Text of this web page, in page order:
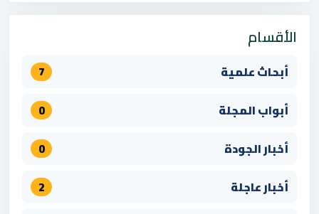
الأقسام
أبحاث علمية
7
أبواب المجلة
0
أخبار الجودة
0
أخبار عاجلة
2